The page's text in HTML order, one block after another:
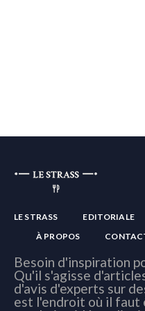
LE STRASS EDITORIALE
À PROPOS
Besoin d'inspiration
Qu'il s'agisse
d'avis d'experts sur
est l'endroit où il faut